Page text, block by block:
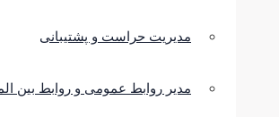
مدیریت حراست و پشتیبانی
مدیر روابط عمومی و روابط بین الملل